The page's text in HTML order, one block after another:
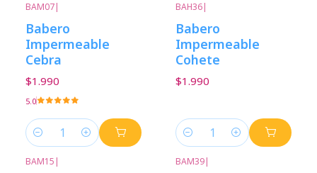
BAM07|
Babero
Impermeable
Cebra
$1.990
5.0
Cantidad
BAH36|
Babero
Impermeable
Cohete
$1.990
Cantidad
BAM15 | BAM39|